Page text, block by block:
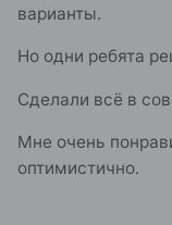
варианты.
Но одни ребята
Сделали всё в
Мне очень
оптимистично.